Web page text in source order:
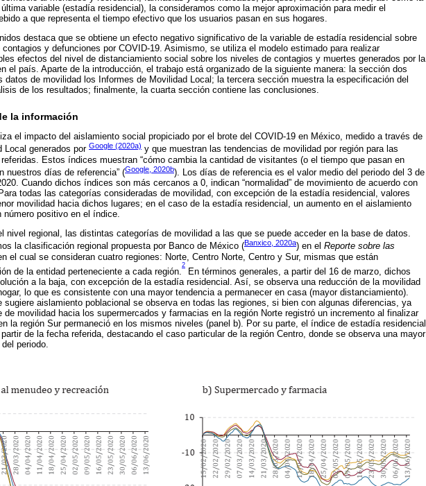
variable (estadía residencial), la consideramos como la mejor aproximación para medir el
a que representa el tiempo efectivo que los usuarios pasan en sus hogares.
destaca que se obtiene un efecto negativo significativo de la variable de estadía residencial sobre
contagios y defunciones por COVID-19. Asimismo, se utiliza el modelo estimado para realizar
efectos del nivel de distanciamiento social sobre los niveles de contagios y muertes generados por la
el país. Aparte de la introducción, el trabajo está organizado de la siguiente manera: la sección dos
datos de movilidad los Informes de Movilidad Local; la tercera sección muestra la especificación del
de los resultados; finalmente, la cuarta sección contiene las conclusiones.
la información
el impacto del aislamiento social propiciado por el brote del COVID-19 en México, medido a través de
Local generados por Google (2020a) y que muestran las tendencias de movilidad por región para las
Estos índices muestran “cómo cambia la cantidad de visitantes (o el tiempo que pasan en
nuestros días de referencia” (Google, 2020b). Los días de referencia es el valor medio del periodo del 3 de
Cuando dichos índices son más cercanos a 0, indican “normalidad” de movimiento de acuerdo con
todas las categorías consideradas de movilidad, con excepción de la estadía residencial, valores
movilidad hacia dichos lugares; en el caso de la estadía residencial, un aumento en el aislamiento
positivo en el índice.
nivel regional, las distintas categorías de movilidad a las que se puede acceder en la base de datos.
la clasificación regional propuesta por Banco de México (Banxico, 2020a) en el Reporte sobre las
en el cual se consideran cuatro regiones: Norte, Centro Norte, Centro y Sur, mismas que están
de la entidad perteneciente a cada región.
2
En términos generales, a partir del 16 de marzo, dichos
a la baja, con excepción de la estadía residencial. Así, se observa una reducción de la movilidad
lo que es consistente con una mayor tendencia a permanecer en casa (mayor distanciamiento).
sugiere aislamiento poblacional se observa en todas las regiones, si bien con algunas diferencias, ya
de movilidad hacia los supermercados y farmacias en la región Norte registró un incremento al finalizar
la región Sur permaneció en los mismos niveles (panel b). Por su parte, el índice de estadía residencial
de la fecha referida, destacando el caso particular de la región Centro, donde se observa una mayor
periodo.